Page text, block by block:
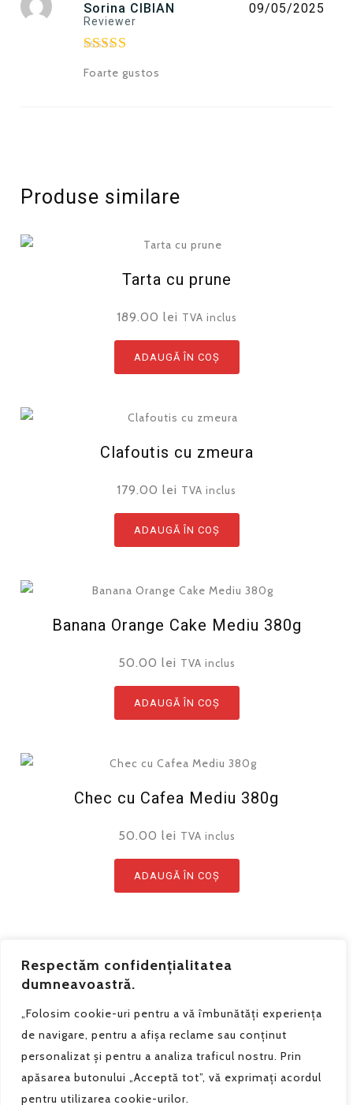
Respectăm confidențialitatea
dumneavoastră.
„Folosim cookie-uri pentru a vă îmbunătăți experiența
de navigare, pentru a afișa reclame sau conținut
personalizat și pentru a analiza traficul nostru. Prin
apăsarea butonului „Acceptă tot”, vă exprimați acordul
pentru utilizarea cookie-urilor.
Sorina CIBIAN
Reviewer
09/05/2025
5din 5
Foarte gustos
Produse similare
Tarta cu prune
189.00 lei TVA inclus
ADAUGĂ ÎN COȘ
Clafoutis cu zmeura
179.00 lei TVA inclus
ADAUGĂ ÎN COȘ
Banana Orange Cake Mediu 380g
50.00 lei TVA inclus
ADAUGĂ ÎN COȘ
Chec cu Cafea Mediu 380g
50.00 lei TVA inclus
ADAUGĂ ÎN COȘ
Grain de Sel SRL - Telefon: